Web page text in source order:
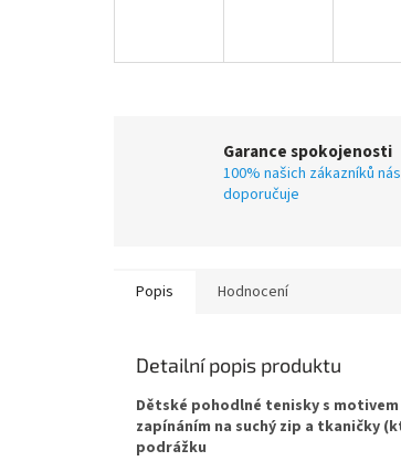
Garance spokojenosti
100% našich zákazníků nás
doporučuje
Popis Hodnocení
Detailní popis produktu
Dětské pohodlné tenisky s
zapínáním na suchý zip a tkaničky
podrážku